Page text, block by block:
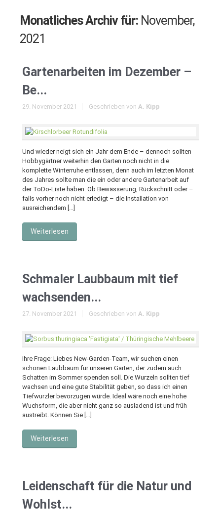
Monatliches Archiv für: November,
2021
Gartenarbeiten im Dezember –
Be...
29. November 2021 Geschrieben von A. Kipp
Und wieder neigt sich ein Jahr dem Ende – dennoch sollten
Hobbygärtner weiterhin den Garten noch nicht in die
komplette Winterruhe entlassen, denn auch im letzten Monat
des Jahres sollte man die ein oder andere Gartenarbeit auf
der ToDo-Liste haben. Ob Bewässerung, Rückschnitt oder –
falls vorher noch nicht erledigt – die Installation von
ausreichendem […]
Weiterlesen
Schmaler Laubbaum mit tief
wachsenden...
27. November 2021 Geschrieben von A. Kipp
Ihre Frage: Liebes New-Garden-Team, wir suchen einen
schönen Laubbaum für unseren Garten, der zudem auch
Schatten im Sommer spenden soll. Die Wurzeln sollten tief
wachsen und eine gute Stabilität geben, so dass ich einen
Tiefwurzler bevorzugen würde. Ideal wäre noch eine hohe
Wuchsform, die aber nicht ganz so ausladend ist und früh
austreibt. Können Sie […]
Weiterlesen
Leidenschaft für die Natur und
Wohlst...